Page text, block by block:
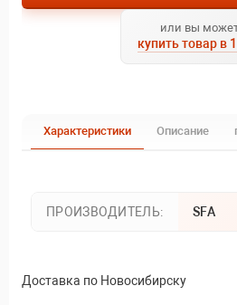
или вы
купить товар в
Характеристики Описание
ПРОИЗВОДИТЕЛЬ: SFA
Доставка по Новосибирску